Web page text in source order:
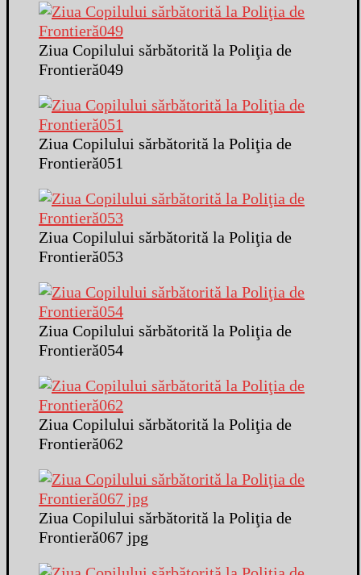
Ziua Copilului sărbătorită la Poliţia de
Frontieră049
Ziua Copilului sărbătorită la Poliţia de
Frontieră051
Ziua Copilului sărbătorită la Poliţia de
Frontieră053
Ziua Copilului sărbătorită la Poliţia de
Frontieră054
Ziua Copilului sărbătorită la Poliţia de
Frontieră062
Ziua Copilului sărbătorită la Poliţia de
Frontieră067 jpg